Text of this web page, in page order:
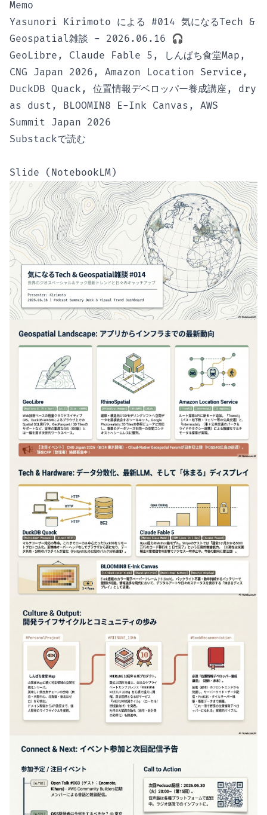
Memo
Yasunori Kirimoto による #014 気になるTech &
Geospatial雑談 - 2026.06.16 🎧
GeoLibre, Claude Fable 5, しんぱち食堂Map,
CNG Japan 2026, Amazon Location Service,
DuckDB Quack, 位置情報デベロッパー養成講座, dry
as dust, BLOOMIN8 E-Ink Canvas, AWS
Summit Japan 2026
Substackで読む
Slide (NotebookLM)